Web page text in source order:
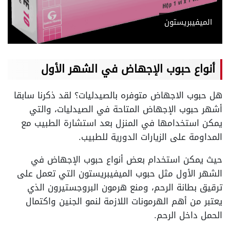
الميفيبريستون
أنواع حبوب الإجهاض في الشهر الأول
هل حبوب الاجهاض متوفره بالصيدليات؟ لقد ذكرنا سابقا
أشهر حبوب الإجهاض المتاحة في الصيدليات، والتي
يمكن استخدامها في المنزل بعد استشارة الطبيب مع
المداومة على الزيارات الدورية للطبيب.
حيث يمكن استخدام بعض أنواع حبوب الإجهاض في
الشهر الأول مثل حبوب الميفيبريستون التي تعمل على
ترقيق بطانة الرحم، ومنع هرمون البروجستيرون الذي
يعتبر من أهم الهرمونات اللازمة لنمو الجنين واكتمال
الحمل داخل الرحم.